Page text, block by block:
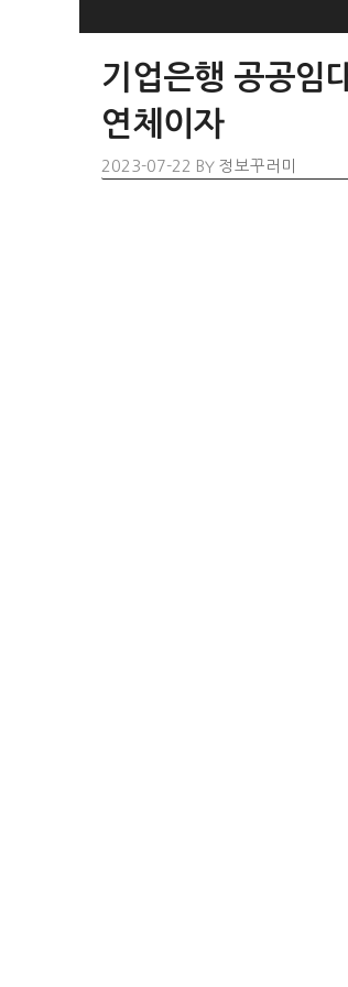
기업은행 공공임
연체이자
2023-07-22 BY 정보꾸러미